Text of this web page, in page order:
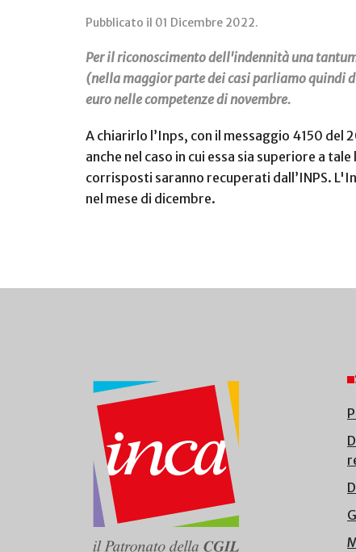
Pubblicato il 01 Dicembre 2022.
Per il riconoscimento dell'indennità una
(nella maggior parte dei casi parliamo quindi
euro nelle competenze di novembre.
A chiarirlo l’Inps, con il messaggio 4150
anche nel caso in cui essa sia superiore a
corrisposti saranno recuperati dall’INPS.
nel mese di dicembre.